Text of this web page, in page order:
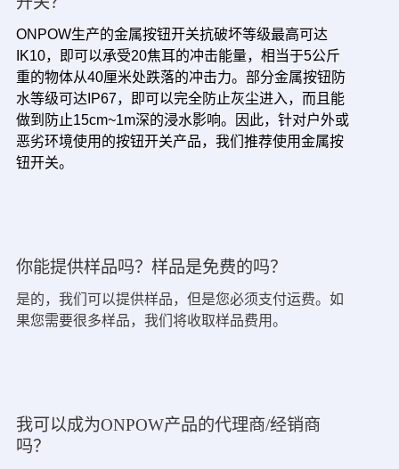
ONPOW生产的金属按钮开关抗破坏等级最高可达
IK10，即可以承受20焦耳的冲击能量，相当于5公斤
重的物体从40厘米处跌落的冲击力。部分金属按钮防
水等级可达IP67，即可以完全防止灰尘进入，而且能
做到防止15cm~1m深的浸水影响。因此，针对户外或
恶劣环境使用的按钮开关产品，我们推荐使用金属按
钮开关。
你能提供样品吗？样品是免费的吗？
是的，我们可以提供样品，但是您必须支付运费。如
果您需要很多样品，我们将收取样品费用。
我可以成为ONPOW产品的代理商/经销商
吗？